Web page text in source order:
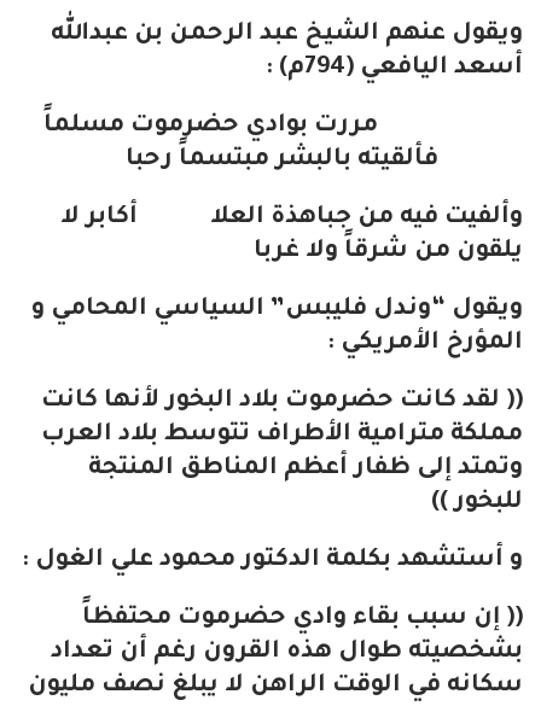
ويقول عنهم الشيخ عبد الرحمن بن عبدالله
أسعد اليافعي (794م) :
مررت بوادي حضرموت مسلماً
فألقيته بالبشر مبتسماً رحبا
وألفيت فيه من جباهذة العلا أكابر لا
يلقون من شرقاً ولا غربا
ويقول “وندل فليبس” السياسي المحامي و
المؤرخ الأمريكي :
(( لقد كانت حضرموت بلاد البخور لأنها كانت
مملكة مترامية الأطراف تتوسط بلاد العرب
وتمتد إلى ظفار أعظم المناطق المنتجة
للبخور ))
و أستشهد بكلمة الدكتور محمود علي الغول :
(( إن سبب بقاء وادي حضرموت محتفظاً
بشخصيته طوال هذه القرون رغم أن تعداد
سكانه في الوقت الراهن لا يبلغ نصف مليون